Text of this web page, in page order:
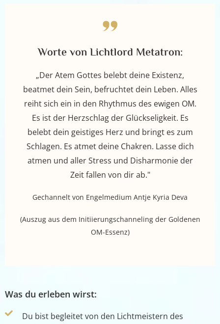
Worte von Lichtlord Metatron:
„Der Atem Gottes belebt deine Existenz,
beatmet dein Sein, befruchtet dein Leben. Alles
reiht sich ein in den Rhythmus des ewigen OM.
Es ist der Herzschlag der Glückseligkeit. Es
belebt dein geistiges Herz und bringt es zum
Schlagen. Es atmet deine Chakren. Lasse dich
atmen und aller Stress und Disharmonie der
Zeit fallen von dir ab."
Gechannelt von Engelmedium Antje Kyria Deva
(Auszug aus dem Initiierungschanneling der Goldenen
OM-Essenz)
Was du erleben wirst:
Du bist begleitet von den Lichtmeistern des